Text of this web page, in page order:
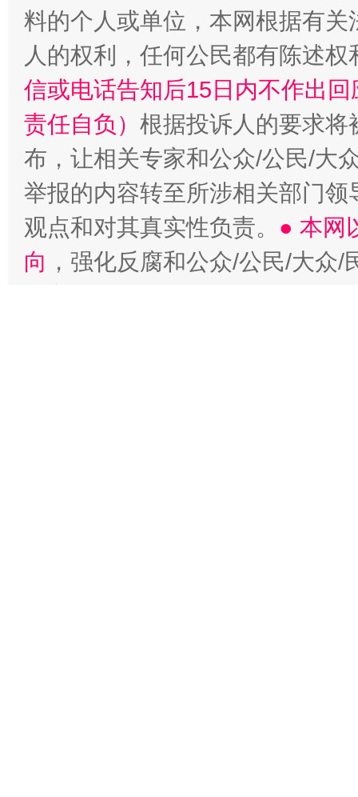
料的个人或单位，本网根据有
人的权利，任何公民都有陈述
信或电话告知后15日内不作出
责任自负） 根据投诉人的要求将
布，让相关专家和公众/公民/大
举报的内容转至所涉相关部门
观点和对其真实性负责。 ● 本网
向 ，强化反腐和公众/公民/大众